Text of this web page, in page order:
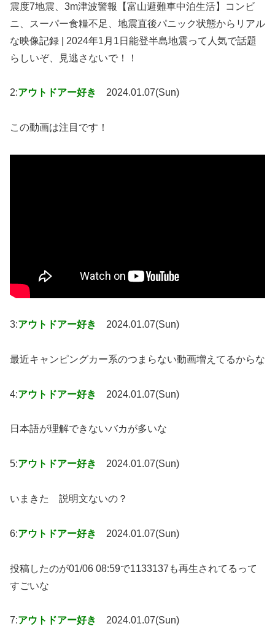
震度7地震、3m津波警報【富山避難車中泊生活】コンビ
ニ、スーパー食糧不足、地震直後パニック状態からリアル
な映像記録 | 2024年1月1日能登半島地震って人気で話題
らしいぞ、見逃さないで！！
2:アウトドアー好き 2024.01.07(Sun)
この動画は注目です！
3:アウトドアー好き 2024.01.07(Sun)
最近キャンピングカー系のつまらない動画増えてるからな
4:アウトドアー好き 2024.01.07(Sun)
日本語が理解できないバカが多いな
5:アウトドアー好き 2024.01.07(Sun)
いまきた 説明文ないの？
6:アウトドアー好き 2024.01.07(Sun)
投稿したのが01/06 08:59で1133137も再生されてるって
すごいな
7:アウトドアー好き 2024.01.07(Sun)